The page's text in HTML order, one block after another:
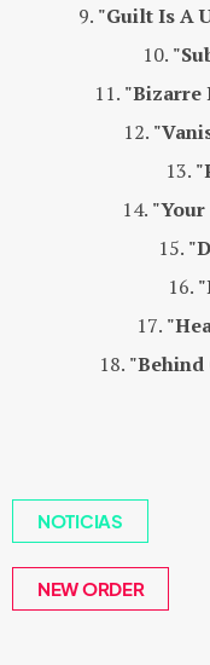
"Guilt Is A
"Bizarre
"Your
"Behind
NOTICIAS
NEW ORDER